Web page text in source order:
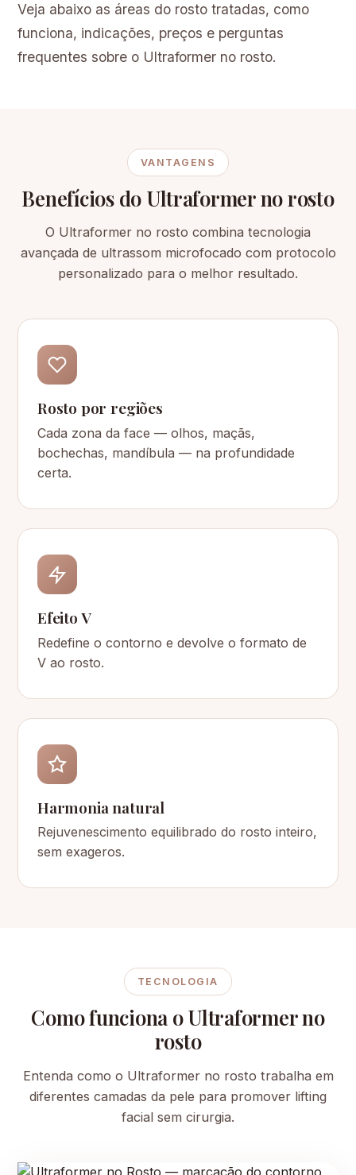
Veja abaixo as áreas do rosto tratadas, como
funciona, indicações, preços e perguntas
frequentes sobre o Ultraformer no rosto.
VANTAGENS
Benefícios do Ultraformer no rosto
O Ultraformer no rosto combina tecnologia
avançada de ultrassom microfocado com protocolo
personalizado para o melhor resultado.
Rosto por regiões
Cada zona da face — olhos, maçãs,
bochechas, mandíbula — na profundidade
certa.
Efeito V
Redefine o contorno e devolve o formato de
V ao rosto.
Harmonia natural
Rejuvenescimento equilibrado do rosto inteiro,
sem exageros.
TECNOLOGIA
Como funciona o Ultraformer no
rosto
Entenda como o Ultraformer no rosto trabalha em
diferentes camadas da pele para promover lifting
facial sem cirurgia.